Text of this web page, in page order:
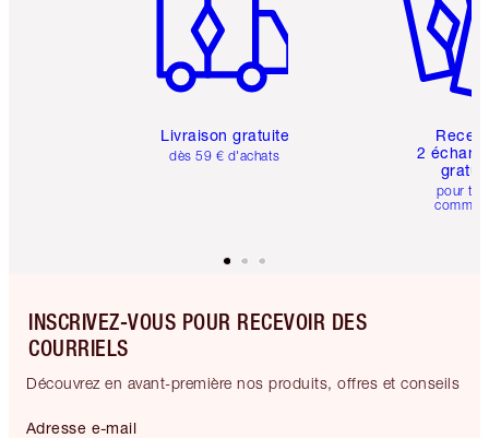
Livraison gratuite
dès 59 € d'achats
2
pour
INSCRIVEZ-VOUS POUR RECEVOIR DES
COURRIELS
Découvrez en avant-première nos produits, offres et conseils
Adresse e-mail